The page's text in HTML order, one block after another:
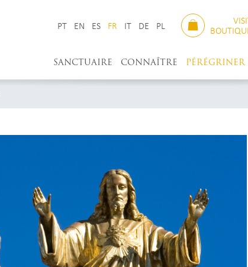
PT EN ES FR IT DE PL
SANCTUAIRE CONNAÎTRE PÉRÉGRINER